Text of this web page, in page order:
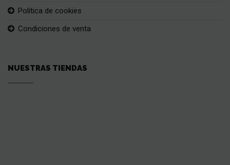
Política de cookies
Condiciones de venta
NUESTRAS TIENDAS